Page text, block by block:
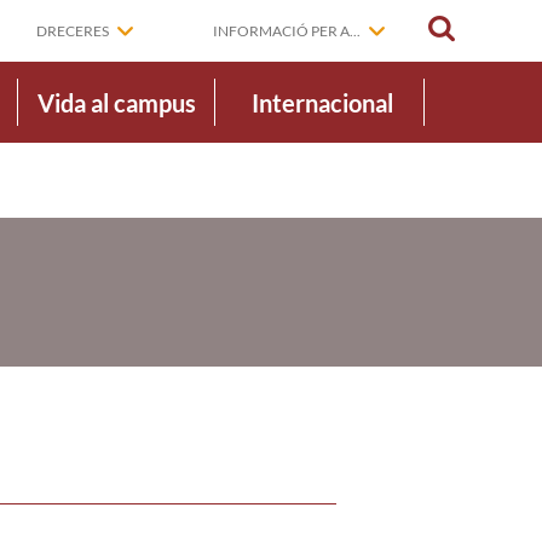
DRECERES INFORMACIÓ PER A...
Vida al campus Internacional